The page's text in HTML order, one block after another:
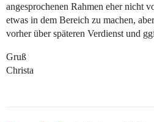
angesprochenen Rahmen eher nicht
etwas in dem Bereich zu machen,
vorher über späteren Verdienst und
Gruß
Christa